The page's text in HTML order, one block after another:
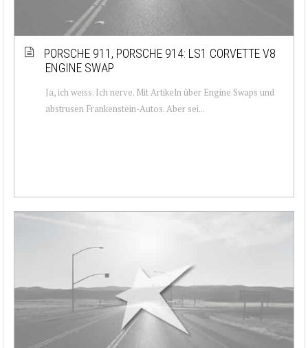
PORSCHE 911, PORSCHE 914: LS1 CORVETTE V8
ENGINE SWAP
Ja, ich weiss. Ich nerve. Mit Artikeln über Engine Swaps und
abstrusen Frankenstein-Autos. Aber sei...